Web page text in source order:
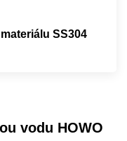
SS304
vodu HOWO